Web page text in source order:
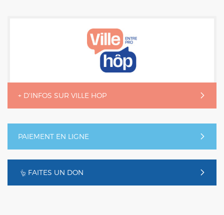
+ D'INFOS SUR VILLE HOP
PAIEMENT EN LIGNE
FAITES UN DON